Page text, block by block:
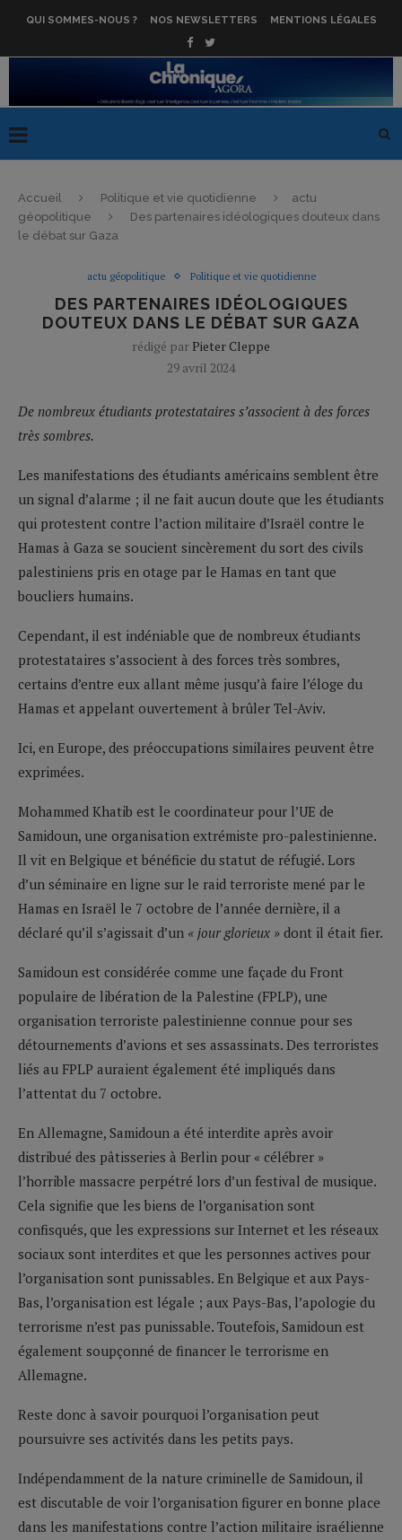
QUI SOMMES-NOUS ? NOS NEWSLETTERS MENTIONS LÉGALES
Accueil Politique et vie quotidienne
actu
géopolitique
Des partenaires idéologiques douteux dans
le débat sur Gaza
actu géopolitique Politique et vie quotidienne
DES PARTENAIRES IDÉOLOGIQUES
DOUTEUX DANS LE DÉBAT SUR GAZA
rédigé par Pieter Cleppe
29 avril 2024
De nombreux étudiants protestataires s’associent à des forces
très sombres.
Les manifestations des étudiants américains semblent être
un signal d’alarme ; il ne fait aucun doute que les étudiants
qui protestent contre l’action militaire d’Israël contre le
Hamas à Gaza se soucient sincèrement du sort des civils
palestiniens pris en otage par le Hamas en tant que
boucliers humains.
Cependant, il est indéniable que de nombreux étudiants
protestataires s’associent à des forces très sombres,
certains d’entre eux allant même jusqu’à faire l’éloge du
Hamas et appelant ouvertement à brûler Tel-Aviv.
Ici, en Europe, des préoccupations similaires peuvent être
exprimées.
Mohammed Khatib est le coordinateur pour l’UE de
Samidoun, une organisation extrémiste pro-palestinienne.
Il vit en Belgique et bénéficie du statut de réfugié. Lors
d’un séminaire en ligne sur le raid terroriste mené par le
Hamas en Israël le 7 octobre de l’année dernière, il a
déclaré qu’il s’agissait d’un « jour glorieux » dont il était fier.
Samidoun est considérée comme une façade du Front
populaire de libération de la Palestine (FPLP), une
organisation terroriste palestinienne connue pour ses
détournements d’avions et ses assassinats. Des terroristes
liés au FPLP auraient également été impliqués dans
l’attentat du 7 octobre.
En Allemagne, Samidoun a été interdite après avoir
distribué des pâtisseries à Berlin pour « célébrer »
l’horrible massacre perpétré lors d’un festival de musique.
Cela signifie que les biens de l’organisation sont
confisqués, que les expressions sur Internet et les réseaux
sociaux sont interdites et que les personnes actives pour
l’organisation sont punissables. En Belgique et aux Pays-
Bas, l’organisation est légale ; aux Pays-Bas, l’apologie du
terrorisme n’est pas punissable. Toutefois, Samidoun est
également soupçonné de financer le terrorisme en
Allemagne.
Reste donc à savoir pourquoi l’organisation peut
poursuivre ses activités dans les petits pays.
Indépendamment de la nature criminelle de Samidoun, il
est discutable de voir l’organisation figurer en bonne place
dans les manifestations contre l’action militaire israélienne